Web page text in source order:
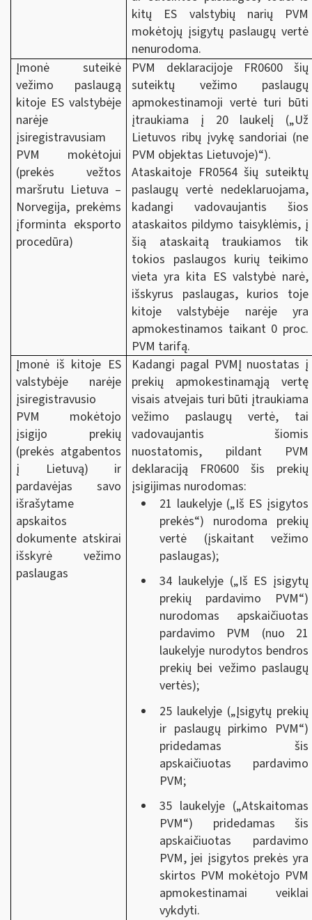
kitų ES valstybių narių PVM
mokėtojų įsigytų paslaugų vertė
nenurodoma.
Įmonė suteikė
vežimo paslaugą
kitoje ES valstybėje
narėje
įsiregistravusiam
PVM mokėtojui
(prekės vežtos
maršrutu Lietuva –
Norvegija, prekėms
įforminta eksporto
procedūra)
PVM deklaracijoje FR0600 šių
suteiktų vežimo paslaugų
apmokestinamoji vertė turi būti
įtraukiama į 20 laukelį („Už
Lietuvos ribų įvykę sandoriai (ne
PVM objektas Lietuvoje)“).
Ataskaitoje FR0564 šių suteiktų
paslaugų vertė nedeklaruojama,
kadangi vadovaujantis šios
ataskaitos pildymo taisyklėmis, į
šią ataskaitą traukiamos tik
tokios paslaugos kurių teikimo
vieta yra kita ES valstybė narė,
išskyrus paslaugas, kurios toje
kitoje valstybėje narėje yra
apmokestinamos taikant 0 proc.
PVM tarifą.
Įmonė iš kitoje ES
valstybėje narėje
įsiregistravusio
PVM mokėtojo
įsigijo prekių
(prekės atgabentos
į Lietuvą) ir
pardavėjas savo
išrašytame
apskaitos
dokumente atskirai
išskyrė vežimo
paslaugas
Kadangi pagal PVMĮ nuostatas į
prekių apmokestinamąją vertę
visais atvejais turi būti įtraukiama
vežimo paslaugų vertė, tai
vadovaujantis šiomis
nuostatomis, pildant PVM
deklaraciją FR0600 šis prekių
įsigijimas nurodomas:
21 laukelyje („Iš ES įsigytos
prekės“) nurodoma prekių
vertė (įskaitant vežimo
paslaugas);
34 laukelyje („Iš ES įsigytų
prekių pardavimo PVM“)
nurodomas apskaičiuotas
pardavimo PVM (nuo 21
laukelyje nurodytos bendros
prekių bei vežimo paslaugų
vertės);
25 laukelyje („Įsigytų prekių
ir paslaugų pirkimo PVM“)
pridedamas šis
apskaičiuotas pardavimo
PVM;
35 laukelyje („Atskaitomas
PVM“) pridedamas šis
apskaičiuotas pardavimo
PVM, jei įsigytos prekės yra
skirtos PVM mokėtojo PVM
apmokestinamai veiklai
vykdyti.